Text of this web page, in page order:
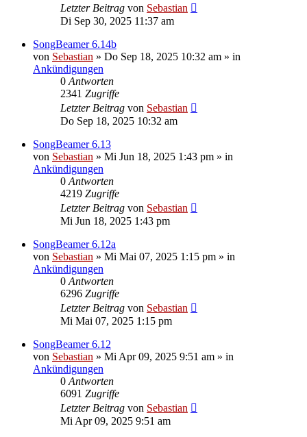
Letzter Beitrag von Sebastian
Di Sep 30, 2025 11:37 am
SongBeamer 6.14b
von Sebastian » Do Sep 18, 2025 10:32 am » in
Ankündigungen
0 Antworten
2341 Zugriffe
Letzter Beitrag von Sebastian
Do Sep 18, 2025 10:32 am
SongBeamer 6.13
von Sebastian » Mi Jun 18, 2025 1:43 pm » in
Ankündigungen
0 Antworten
4219 Zugriffe
Letzter Beitrag von Sebastian
Mi Jun 18, 2025 1:43 pm
SongBeamer 6.12a
von Sebastian » Mi Mai 07, 2025 1:15 pm » in
Ankündigungen
0 Antworten
6296 Zugriffe
Letzter Beitrag von Sebastian
Mi Mai 07, 2025 1:15 pm
SongBeamer 6.12
von Sebastian » Mi Apr 09, 2025 9:51 am » in
Ankündigungen
0 Antworten
6091 Zugriffe
Letzter Beitrag von Sebastian
Mi Apr 09, 2025 9:51 am